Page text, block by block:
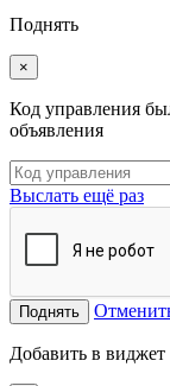
Поднять
×
Код управления
объявления
Выслать ещё раз
Поднять
Добавить в